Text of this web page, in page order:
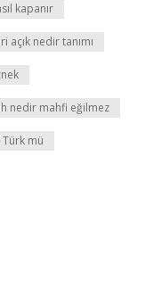
kapanır
açık nedir tanımı
nedir mahfi eğilmez
Türk mü